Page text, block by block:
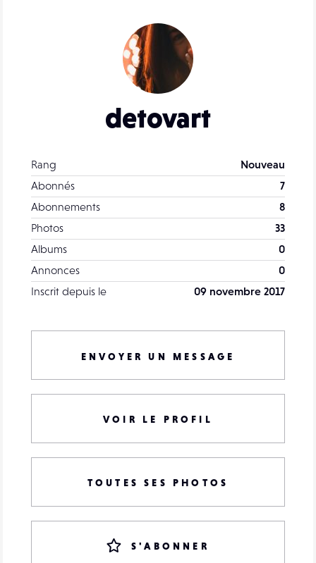
detovart
Rang
Nouveau
Abonnés
7
Abonnements
8
Photos
33
Albums
0
Annonces
0
Inscrit depuis le
09 novembre 2017
ENVOYER UN MESSAGE
VOIR LE PROFIL
TOUTES SES PHOTOS
S'ABONNER